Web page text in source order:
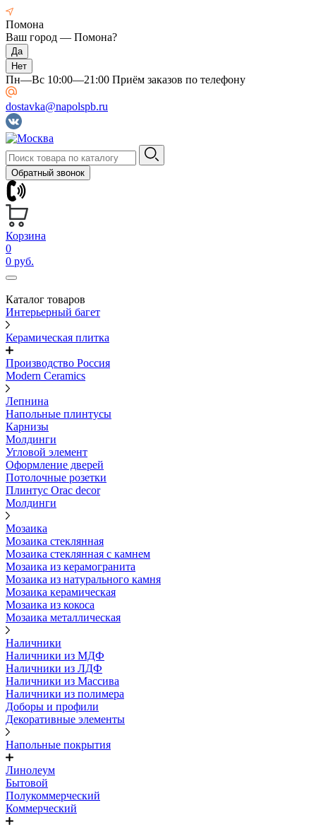
Помона
Ваш город — Помона?
Пн—Вс 10:00—21:00 Приём заказов по телефону
dostavka@napolspb.ru
Обратный звонок
Корзина
0
0 руб.
Каталог товаров
Интерьерный багет
Керамическая плитка
Производство Россия
Modern Ceramics
Лепнина
Напольные плинтусы
Карнизы
Молдинги
Угловой элемент
Оформление дверей
Потолочные розетки
Плинтус Orac decor
Молдинги
Мозаика
Мозаика стеклянная
Мозаика стеклянная с камнем
Мозаика из керамогранита
Мозаика из натурального камня
Мозаика керамическая
Мозаика из кокоса
Мозаика металлическая
Наличники
Наличники из МДФ
Наличники из ЛДФ
Наличники из Массива
Наличники из полимера
Доборы и профили
Декоративные элементы
Напольные покрытия
Линолеум
Бытовой
Полукоммерческий
Коммерческий